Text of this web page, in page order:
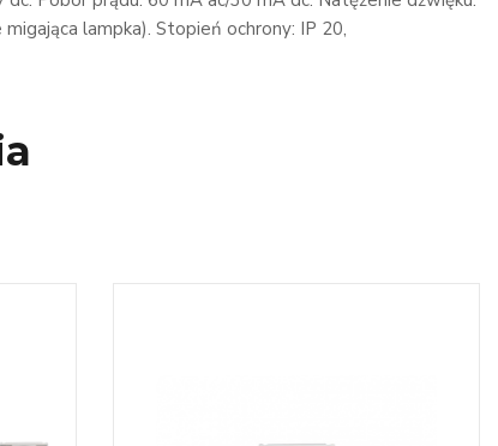
lampka). Stopień ochrony: IP 20,